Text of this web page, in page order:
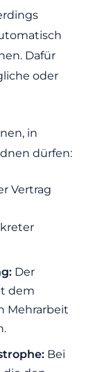
Dafür
oder
in
dürfen:
Vertrag
Der
dem
Mehrarbeit
Bei